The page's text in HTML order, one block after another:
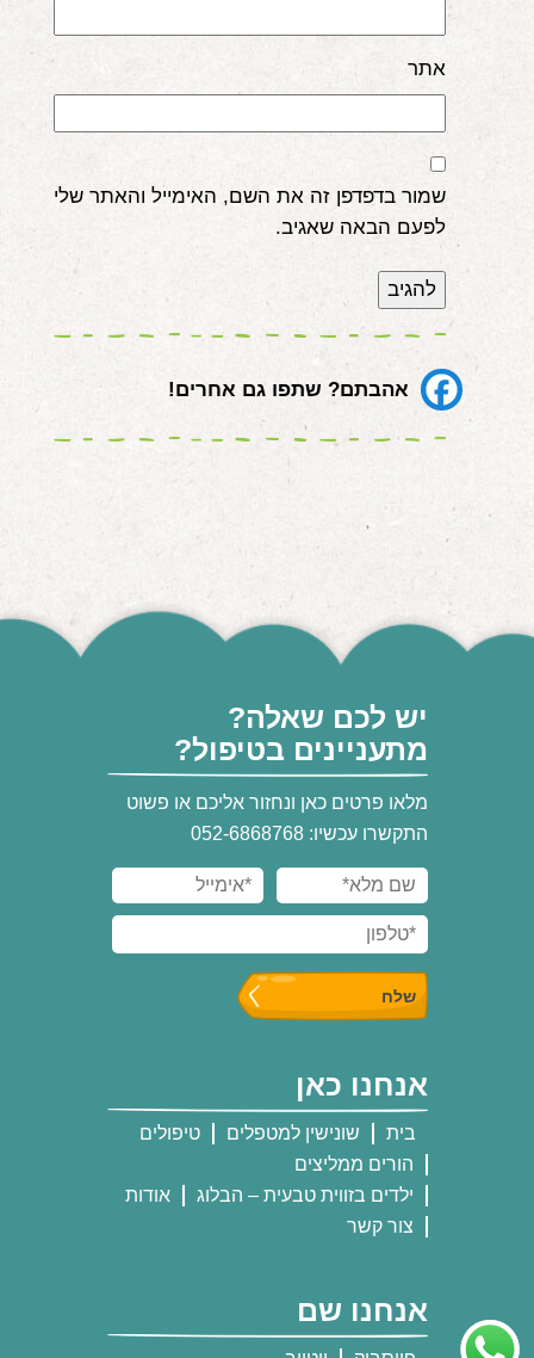
אתר
שמור בדפדפן זה את השם, האימייל והאתר שלי
לפעם הבאה שאגיב.
אהבתם? שתפו גם אחרים!
יש לכם שאלה?
מתעניינים בטיפול?
מלאו פרטים כאן ונחזור אליכם או פשוט
התקשרו עכשיו: 052-6868768
אנחנו כאן
בית שונישין למטפלים
טיפולים
הורים ממליצים
ילדים בזווית טבעית – הבלוג
אודות
צור קשר
אנחנו שם